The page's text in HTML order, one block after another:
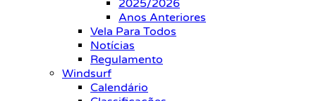
2025/2026
Anos Anteriores
Vela Para Todos
Notícias
Regulamento
Windsurf
Calendário